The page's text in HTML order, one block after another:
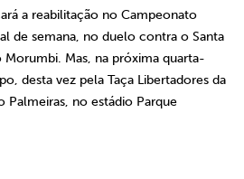
a reabilitação no Campeonato
de semana, no duelo contra o Santa
Mas, na próxima quarta-
desta vez pela Taça Libertadores da
Palmeiras, no estádio Parque